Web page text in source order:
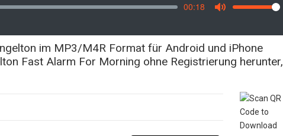
00:18
Volume
im MP3/M4R Format für Android und iPhone
Fast Alarm For Morning ohne Registrierung herunter,